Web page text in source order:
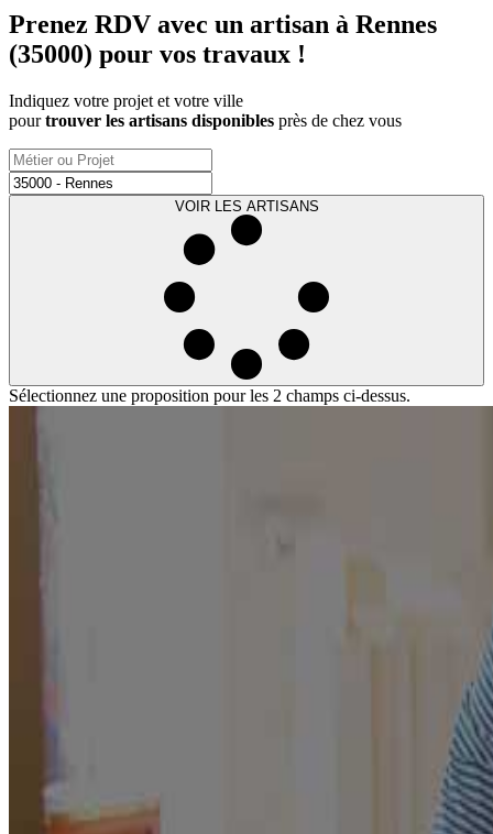
Prenez RDV avec un artisan à Rennes
(35000) pour vos travaux !
Indiquez votre projet et votre ville
pourtrouver les artisans disponibles près de chez vous
Sélectionnez une proposition pour les 2 champs ci-dessus.